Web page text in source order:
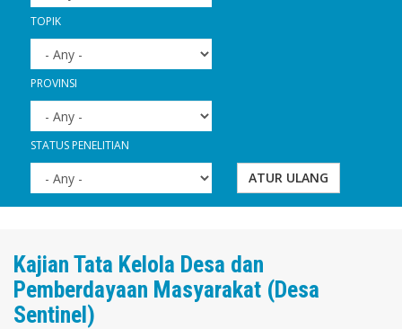
TOPIK
PROVINSI
STATUS PENELITIAN
ATUR ULANG
Kajian Tata Kelola Desa dan
Pemberdayaan Masyarakat (Desa
Sentinel)